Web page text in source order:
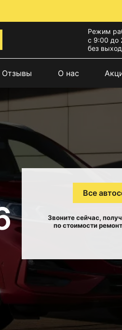
Режим
с 9:00 до
без
Отзывы О нас
Все
Звоните сейчас,
по стоимости